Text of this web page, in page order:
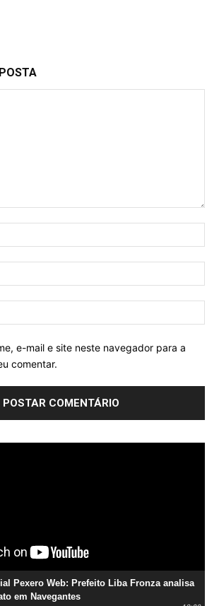
e-mail e site neste navegador para a
comentar.
Pexero Web: Prefeito Liba Fronza analisa
em Navegantes